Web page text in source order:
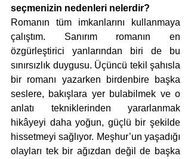
seçmenizin nedenleri nelerdir?
Romanın tüm imkanlarını kullanmaya
çalıştım. Sanırım romanın en
özgürleştirici yanlarından biri de bu
sınırsızlık duygusu. Üçüncü tekil şahısla
bir romanı yazarken birdenbire başka
seslere, bakışlara yer bulabilmek ve o
anlatı tekniklerinden yararlanmak
hikâyeyi daha yoğun, güçlü bir şekilde
hissetmeyi sağlıyor. Meşhur’un yaşadığı
olayları tek bir ağızdan değil de başka